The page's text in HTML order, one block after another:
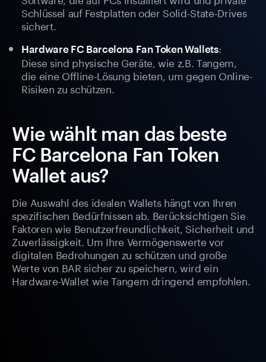
Schlüssel auf Festplatten oder Solid-State-Drives
sichert.
Hardware FC Barcelona Fan Token Wallets:
Diese sind physische Geräte, wie z.B. Tangem,
die eine Offline-Lösung bieten, um gegen Online-
Risiken zu schützen.
Wie wählt man das beste
FC Barcelona Fan Token
Wallet aus?
Die Auswahl des idealen Wallets hängt von Ihren
spezifischen Bedürfnissen ab. Berücksichtigen Sie
Faktoren wie Benutzerfreundlichkeit, Sicherheit und
Zuverlässigkeit. Um Ihre Vermögenswerte vor
digitalen Bedrohungen zu schützen und große
Werte von BAR sicher zu speichern, wird ein
Hardware-Wallet wie Tangem dringend empfohlen.